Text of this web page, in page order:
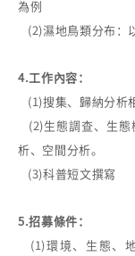
為例
(2)濕地鳥類分布：
4.工作內容：
(1)搜集、歸納分析
(2)生態調查、生
析、空間分析。
(3)科普短文撰寫
5.招募條件：
(1)環境、生態、